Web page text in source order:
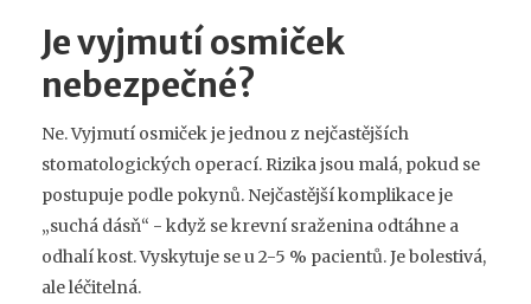
Je vyjmutí osmiček
nebezpečné?
Ne. Vyjmutí osmiček je jednou z nejčastějších
stomatologických operací. Rizika jsou malá, pokud se
postupuje podle pokynů. Nejčastější komplikace je
„suchá dásň“ - když se krevní sraženina odtáhne a
odhalí kost. Vyskytuje se u 2-5 % pacientů. Je bolestivá,
ale léčitelná.